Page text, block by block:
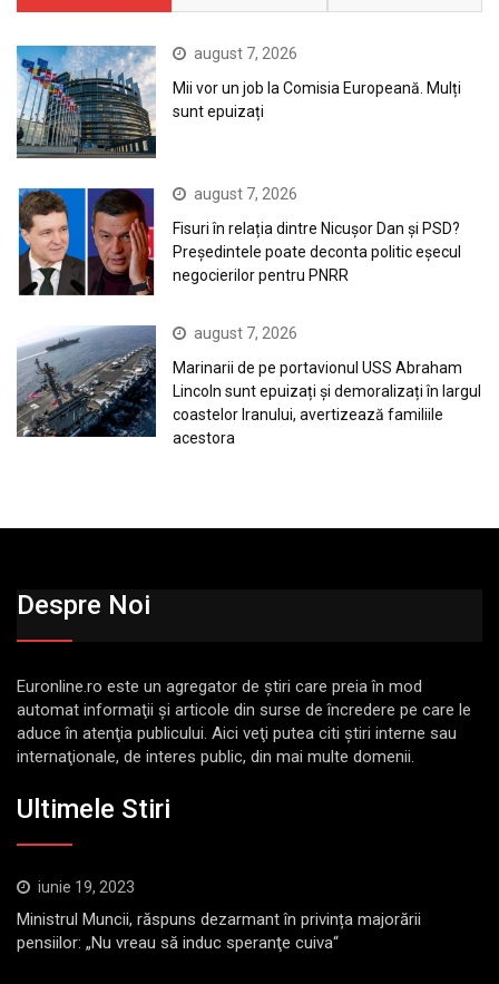
august 7, 2026
Mii vor un job la Comisia Europeană. Mulți
sunt epuizați
august 7, 2026
Fisuri în relația dintre Nicușor Dan și PSD?
Președintele poate deconta politic eșecul
negocierilor pentru PNRR
august 7, 2026
Marinarii de pe portavionul USS Abraham
Lincoln sunt epuizați și demoralizați în largul
coastelor Iranului, avertizează familiile
acestora
Despre Noi
Euronline.ro este un agregator de ştiri care preia în mod
automat informaţii şi articole din surse de încredere pe care le
aduce în atenţia publicului. Aici veţi putea citi ştiri interne sau
internaţionale, de interes public, din mai multe domenii.
Ultimele Stiri
iunie 19, 2023
Ministrul Muncii, răspuns dezarmant în privința majorării
pensiilor: „Nu vreau să induc speranţe cuiva“